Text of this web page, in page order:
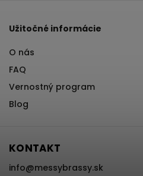
Užitočné informácie
O nás
FAQ
Vernostný program
Blog
KONTAKT
info@messybrassy.sk